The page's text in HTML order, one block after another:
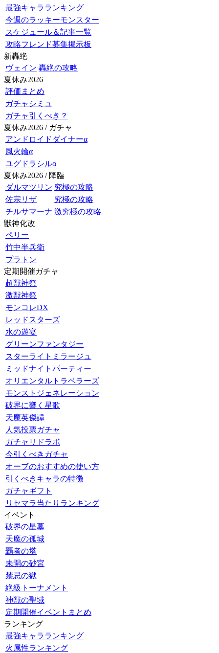
最強キャラランキング
今週のラッキーモンスター
スケジュール＆記事一覧
攻略フレンド募集掲示板
新轟絶
ヴェイン 轟絶の攻略
夏休み2026
評価まとめ
ガチャシミュ
ガチャ引くべき？
夏休み2026 / ガチャ
アンドロイドダイナーα
風火輪α
ユグドラシルα
夏休み2026 / 降臨
ダルマツリン 究極の攻略
佐宗リザ
究極の攻略
チルサマーナ 激究極の攻略
獣神化改
ペリー
竹中半兵衛
プラトン
定期開催ガチャ
超獣神祭
激獣神祭
モンコレDX
レッドスターズ
水の遊宴
グリーンファンタジー
スターライトミラージュ
ミッドナイトパーティー
オリエンタルトラベラーズ
モンストジェネレーション
破界に響く星歌
天魔英傑譚
人気投票ガチャ
ガチャリドラボ
今引くべきガチャ
オーブのおすすめの使い方
引くべきキャラの特徴
ガチャギフト
リセマラ当たりランキング
イベント
破界の星墓
天魔の孤城
覇者の塔
未開の砂宮
禁忌の獄
絶級トーナメント
神獣の聖域
定期開催イベントまとめ
ランキング
最強キャラランキング
火属性ランキング